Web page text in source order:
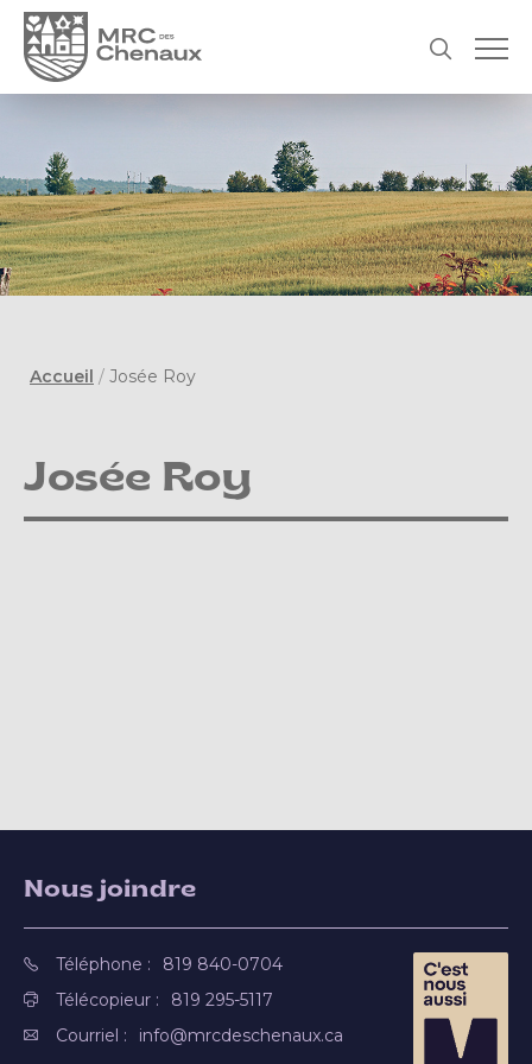
Accueil / Josée Roy
Josée Roy
Nous joindre
Téléphone :
819 840-0704
Télécopieur :
819 295-5117
Courriel :
info@mrcdeschenaux.ca